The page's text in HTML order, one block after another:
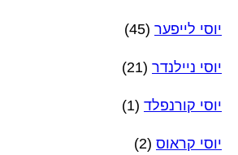
יוסי לייפער (45)
יוסי ניילנדר (21)
יוסי קורנפלד (1)
יוסי קראוס (2)